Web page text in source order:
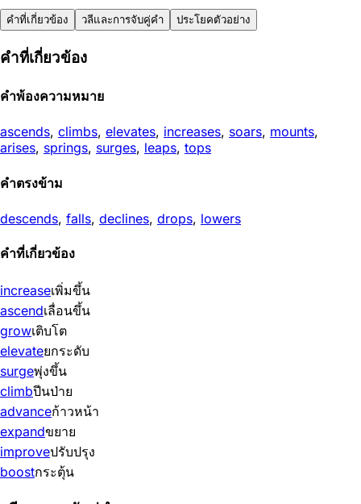
คำที่เกี่ยวข้อง วลีและการจับคู่คำ ประโยคตัวอย่าง
คำที่เกี่ยวข้อง
คำพ้องความหมาย
ascends, climbs, elevates, increases, soars, mounts,
arises, springs, surges, leaps, tops
คำตรงข้าม
descends, falls, declines, drops, lowers
คำที่เกี่ยวข้อง
increaseเพิ่มขึ้น
ascendเลื่อนขึ้น
growเติบโต
elevateยกระดับ
surgeพุ่งขึ้น
climbปีนป่าย
advanceก้าวหน้า
expandขยาย
improveปรับปรุง
boostกระตุ้น